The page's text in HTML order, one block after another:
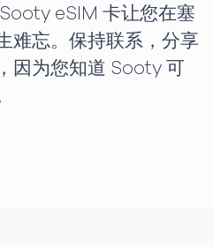
eSIM 卡让您在塞
难忘。保持联系，分享
因为您知道 Sooty 可